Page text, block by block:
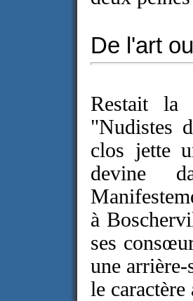
De l'art
Restait la
"Nudistes
clos jette
devine
à
ses
une
le